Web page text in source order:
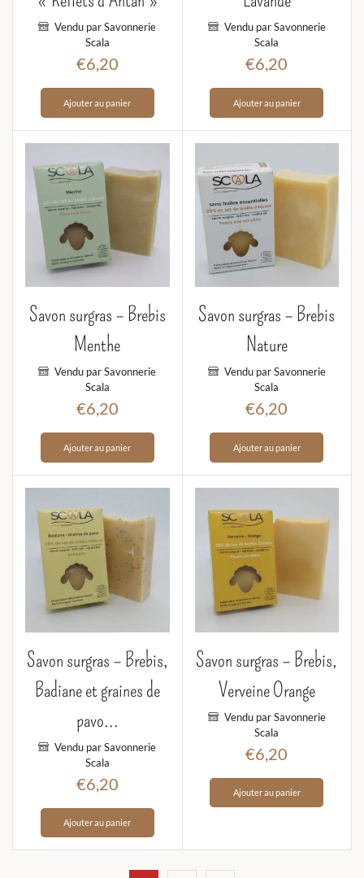
Vendu par Savonnerie
Scala
€6,20
Ajouter au panier
Vendu par Savonnerie
Scala
€6,20
Ajouter au panier
Savon surgras – Brebis
Menthe
Vendu par Savonnerie
Scala
€6,20
Ajouter au panier
Savon surgras – Brebis
Nature
Vendu par Savonnerie
Scala
€6,20
Ajouter au panier
Savon surgras – Brebis,
Badiane et graines de
pavo...
Vendu par Savonnerie
Scala
€6,20
Ajouter au panier
Savon surgras – Brebis,
Verveine Orange
Vendu par Savonnerie
Scala
€6,20
Ajouter au panier